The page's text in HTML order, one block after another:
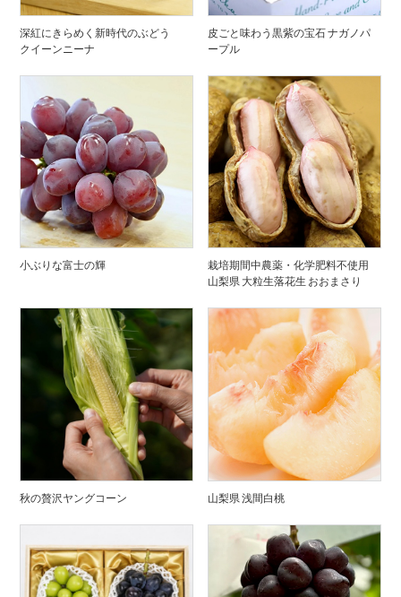
深紅にきらめく新時代のぶどう
クイーンニーナ
皮ごと味わう黒紫の宝石 ナガノパ
ープル
小ぶりな富士の輝
栽培期間中農薬・化学肥料不使用
山梨県 大粒生落花生 おおまさり
秋の贅沢ヤングコーン 山梨県 浅間白桃